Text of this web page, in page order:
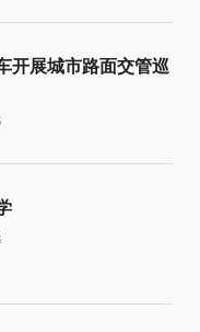
开展城市路面交管巡